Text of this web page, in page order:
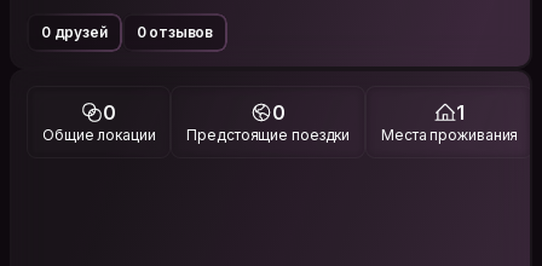
0 друзей 0 отзывов
0
Общие локации
0
Предстоящие поездки
1
Места проживания